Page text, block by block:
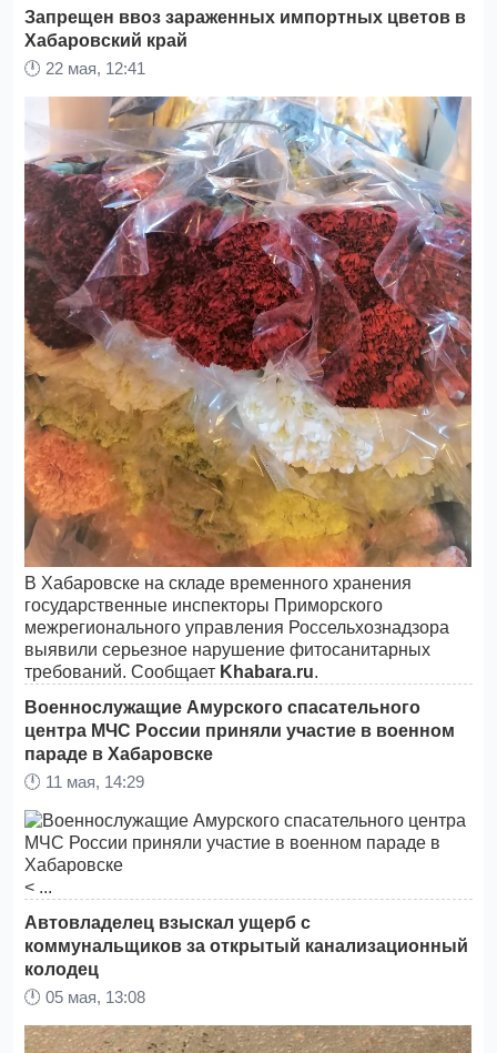
Запрещен ввоз зараженных импортных цветов в
Хабаровский край
🕛 22 мая, 12:41
В Хабаровске на складе временного хранения
государственные инспекторы Приморского
межрегионального управления Россельхознадзора
выявили серьезное нарушение фитосанитарных
требований. Сообщает Khabara.ru.
Военнослужащие Амурского спасательного
центра МЧС России приняли участие в военном
параде в Хабаровске
🕛 11 мая, 14:29
< ...
Автовладелец взыскал ущерб с
коммунальщиков за открытый канализационный
колодец
🕛05 мая, 13:08